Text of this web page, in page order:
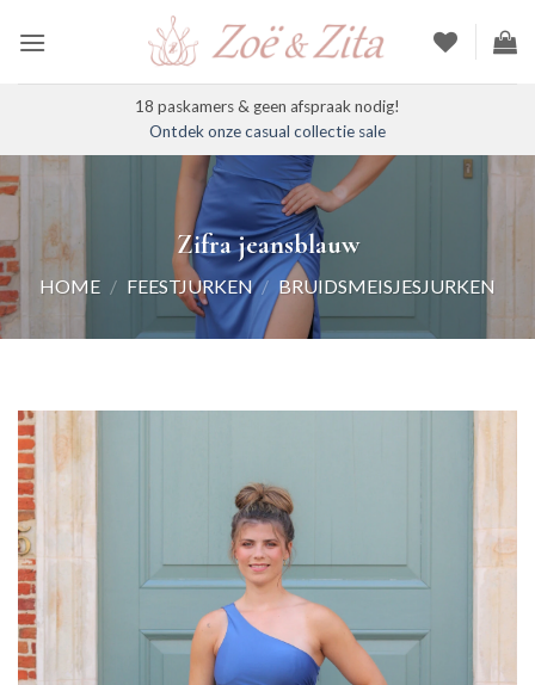
naar
18 paskamers & geen afspraak nodig!
Ontdek onze casual collectie sale
Zifra jeansblauw
HOME / FEESTJURKEN / BRUIDSMEISJESJURKEN